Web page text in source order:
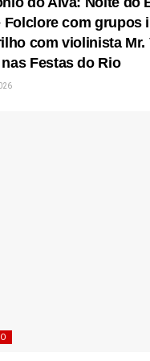
Folclore com grupos
com violinista Mr.
Festas do Rio